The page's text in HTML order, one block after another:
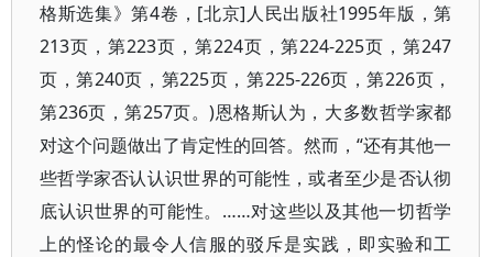
格斯选集》第4卷，[北京]人民出版社1995年版，第
213页，第223页，第224页，第224-225页，第247
页，第240页，第225页，第225-226页，第226页，
第236页，第257页。)恩格斯认为，大多数哲学家都
对这个问题做出了肯定性的回答。然而，“还有其他一
些哲学家否认认识世界的可能性，或者至少是否认彻
底认识世界的可能性。……对这些以及其他一切哲学
上的怪论的最令人信服的驳斥是实践，即实验和工